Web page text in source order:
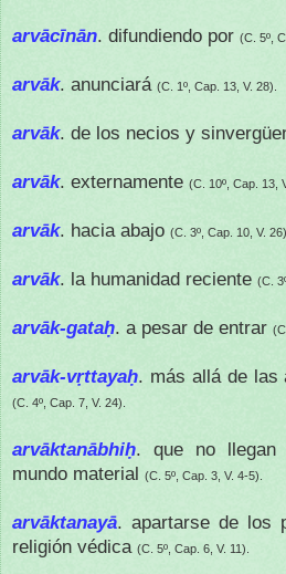
arvācīnān. difundiendo por (C. 5º,
arvāk. anunciará (C. 1º, Cap. 13, V. 28).
arvāk. de los necios y
arvāk. externamente (C. 10º, Cap. 13,
arvāk. hacia abajo (C. 3º, Cap. 10, V. 26).
arvāk. la humanidad reciente (C.
arvāk-gataḥ. a pesar de entrar
arvāk-vṛttayaḥ. más allá de las
(C. 4º, Cap. 7, V. 24).
arvāktanābhiḥ. que no
mundo material (C. 5º, Cap. 3, V. 4-5).
arvāktanayā. apartarse de los
religión védica (C. 5º, Cap. 6, V. 11).